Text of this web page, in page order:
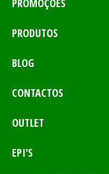
PRODUTOS
BLOG
CONTACTOS
OUTLET
EPI'S